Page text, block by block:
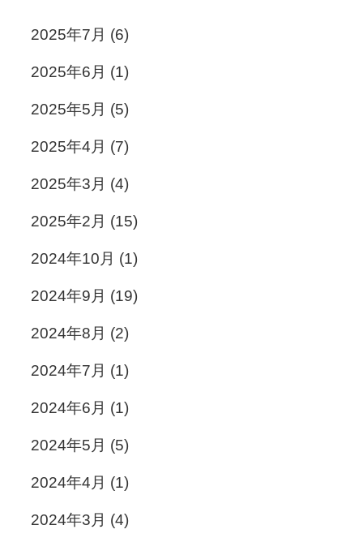
2025年7月 (6)
2025年6月 (1)
2025年5月 (5)
2025年4月 (7)
2025年3月 (4)
2025年2月 (15)
2024年10月 (1)
2024年9月 (19)
2024年8月 (2)
2024年7月 (1)
2024年6月 (1)
2024年5月 (5)
2024年4月 (1)
2024年3月 (4)